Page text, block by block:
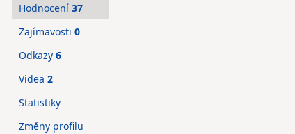
Hodnocení 37
Zajímavosti 0
Odkazy 6
Videa 2
Statistiky
Změny profilu